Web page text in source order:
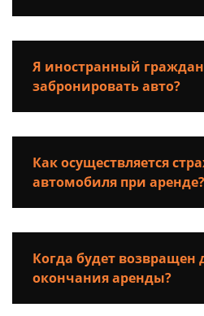
Я иностранный
забронировать авто?
Как осуществляется
автомобиля при аренде?
Когда будет возвращен
окончания аренды?